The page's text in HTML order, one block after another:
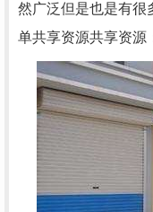
然广泛但是也是有很
单共享资源共享资源